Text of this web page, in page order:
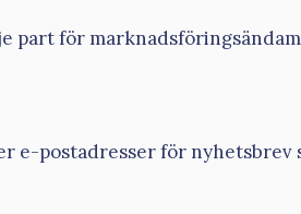
part för
e-postadresser för nyhetsbrev